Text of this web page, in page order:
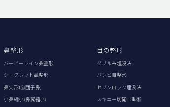
鼻整形
バービーライン鼻整形
シークレット鼻整形
鼻尖形成(団子鼻)
小鼻縮小(鼻翼縮小)
目の整形
ダブル糸埋没法
バンビ目整形
セブンロック埋没法
スキニー切開二重術